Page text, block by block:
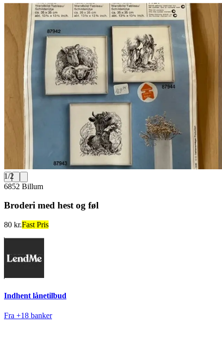
1/2
6852 Billum
Broderi med hest og føl
80 kr.Fast Pris
Indhent lånetilbud
Fra +18 banker